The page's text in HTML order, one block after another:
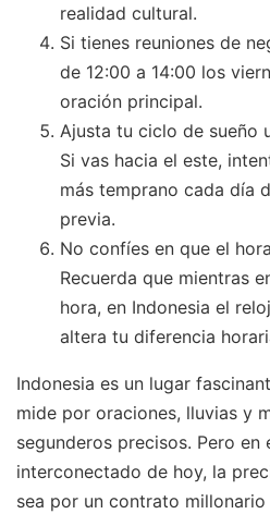
realidad cultural.
Si tienes reuniones de
de 12:00 a 14:00 los
oración principal.
Ajusta tu ciclo de sueño
Si vas hacia el este,
más temprano cada día
previa.
No confíes en que el
Recuerda que mientras
hora, en Indonesia el
altera tu diferencia
Indonesia es un lugar
mide por oraciones, lluvias y
segunderos precisos. Pero en
interconectado de hoy, la
sea por un contrato